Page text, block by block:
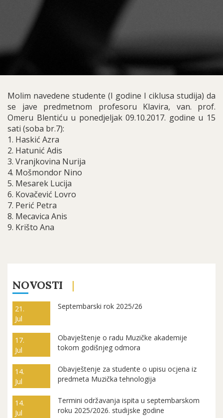
Molim navedene studente (I godine I ciklusa studija) da
se jave predmetnom profesoru Klavira, van. prof.
Omeru Blentiću u ponedjeljak 09.10.2017. godine u 15
sati (soba br.7):
1. Haskić Azra
2. Hatunić Adis
3. Vranjkovina Nurija
4. Mošmondor Nino
5. Mesarek Lucija
6. Kovačević Lovro
7. Perić Petra
8. Mecavica Anis
9. Krišto Ana
NOVOSTI
21.
Jul
Septembarski rok 2025/26
17.
Jul
Obavještenje o radu Muzičke akademije
tokom godišnjeg odmora
14.
Jul
Obavještenje za studente o upisu ocjena iz
predmeta Muzička tehnologija
14.
Jul
Termini održavanja ispita u septembarskom
roku 2025/2026. studijske godine